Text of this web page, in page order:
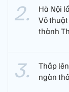
Hà Nội
Võ
thành
Thắp
ngàn